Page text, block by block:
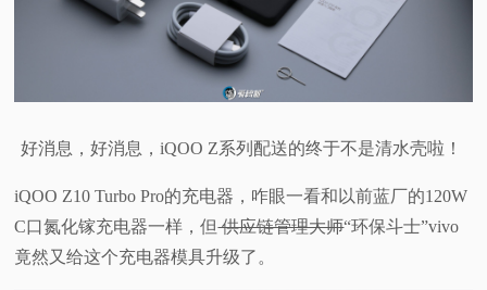
好消息，好消息，iQOO Z系列配送的终于不是清水壳啦！
iQOO Z10 Turbo Pro的充电器，咋眼一看和以前蓝厂的120W
C口氮化镓充电器一样，但供应链管理大师“环保斗士”vivo
竟然又给这个充电器模具升级了。